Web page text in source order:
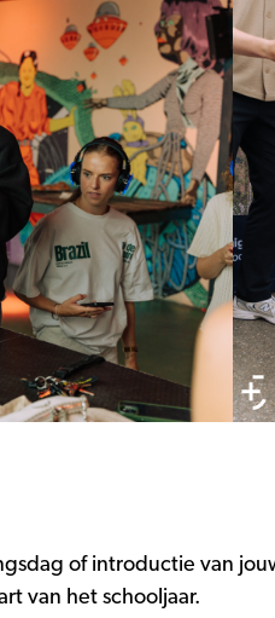
of introductie van
van het schooljaar.